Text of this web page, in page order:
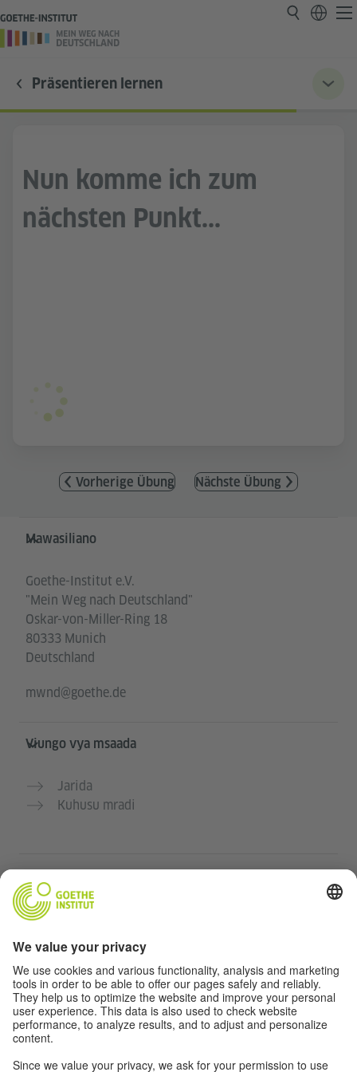
Präsentieren lernen
Nun komme ich zum
nächsten Punkt...
Vorherige Übung Nächste Übung
Service- und Informationsbereich
Mawasiliano
Goethe-Institut e.V.
"Mein Weg nach Deutschland"
Oskar-von-Miller-Ring 18
80333 Munich
Deutschland
mwnd@goethe.de
Viungo vya msaada
Jarida
Kuhusu mradi
Kozi za Kijerumani za Goethe-Institut
Tovuti ya walimu “Deutschstunde”
Faragha na Ufikiaji